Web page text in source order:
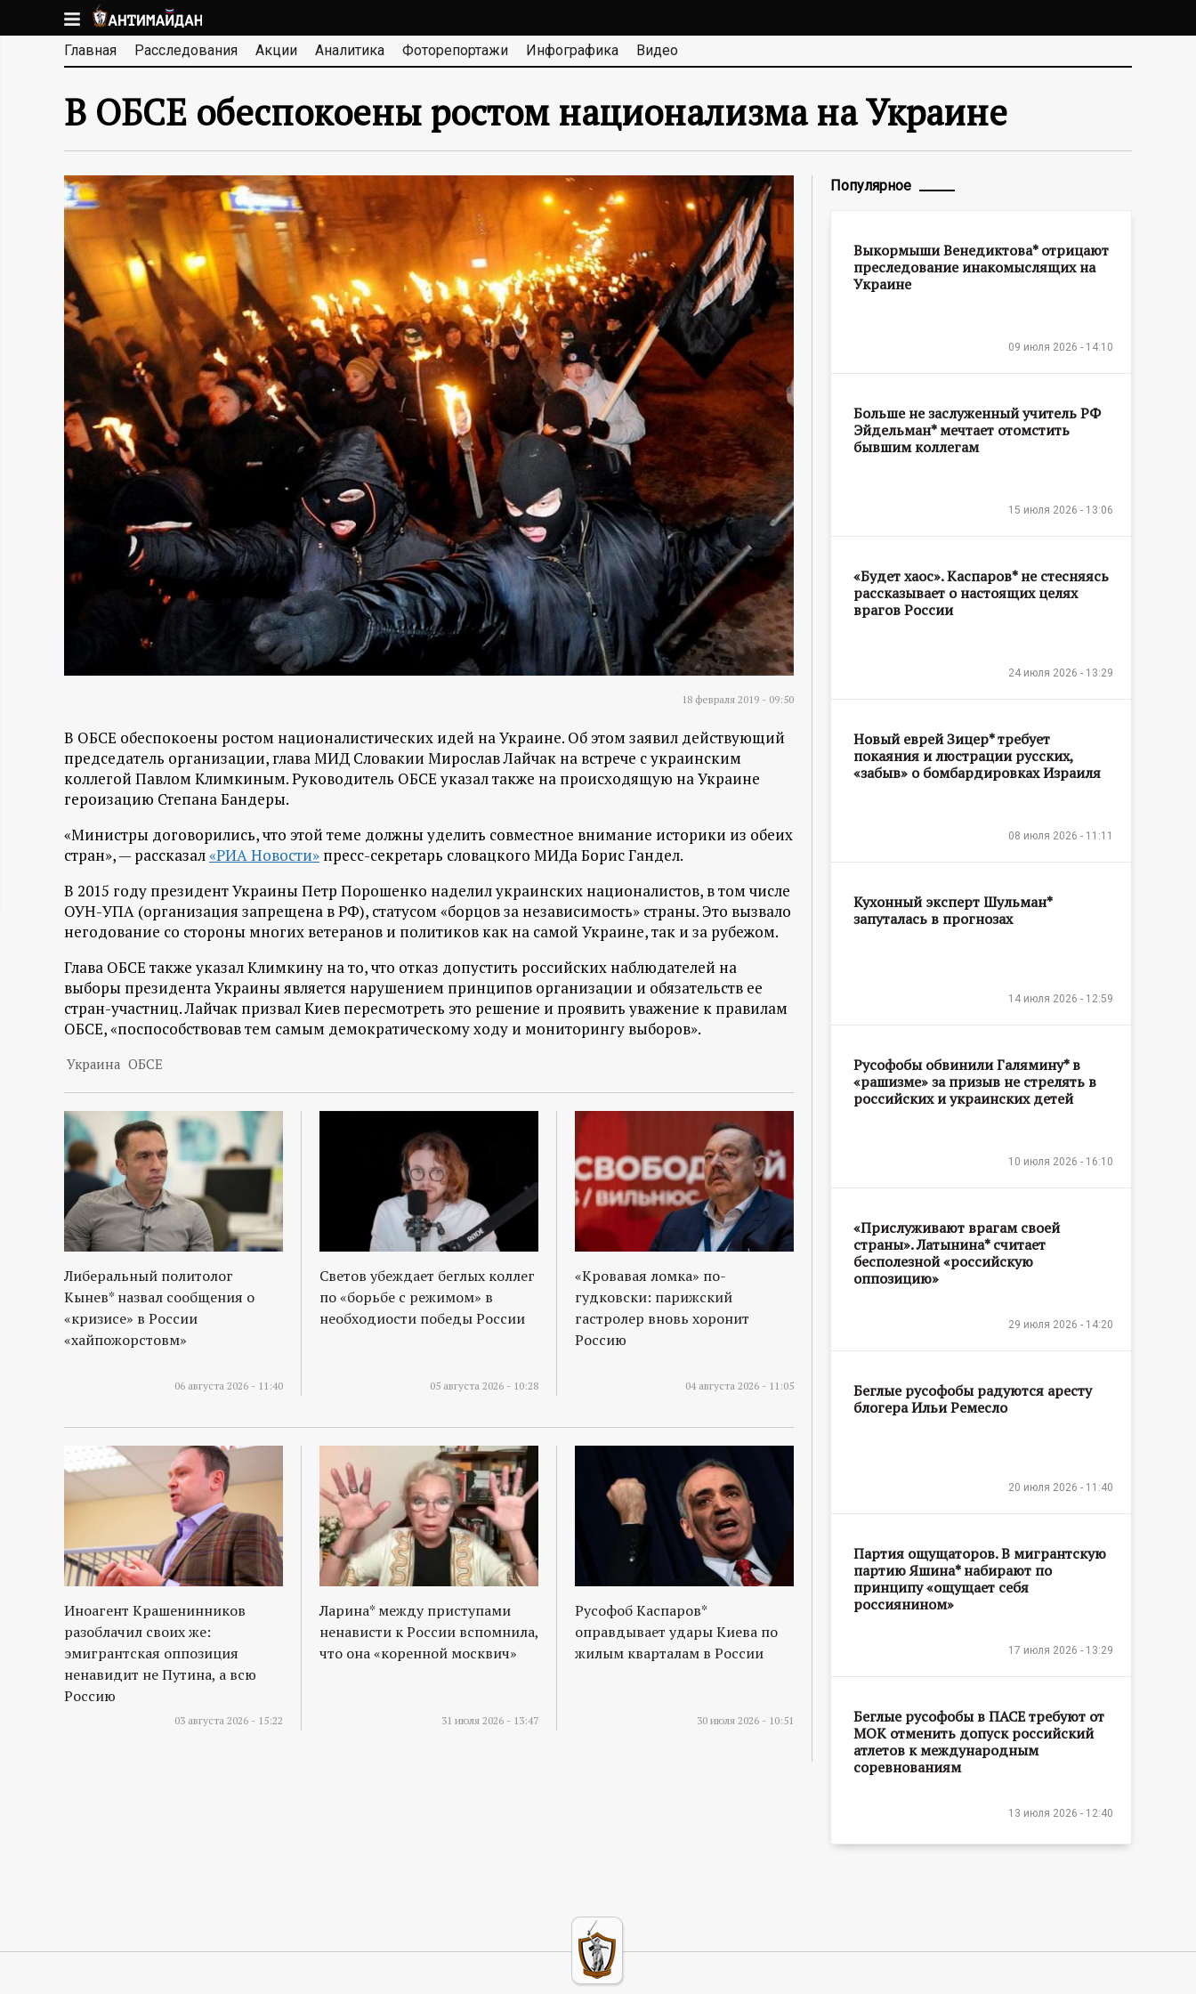
к
основномуА
Н
И
М
А
Й
Д
А
Н
-
и
н
м
а
ц
и
о
н
ы
й
п
о
р
т
а
л
Главная Расследования Акции Аналитика Фоторепортажи Инфографика Видео
В ОБСЕ обеспокоены ростом национализма на Украине
18 февраля 2019 - 09:50
В ОБСЕ обеспокоены ростом националистических идей на Украине. Об этом заявил действующий
председатель организации, глава МИД Словакии Мирослав Лайчак на встрече с украинским
коллегой Павлом Климкиным. Руководитель ОБСЕ указал также на происходящую на Украине
героизацию Степана Бандеры.
«Министры договорились, что этой теме должны уделить совместное внимание историки из обеих
стран», — рассказал«РИА Новости» пресс-секретарь словацкого МИДа Борис Гандел.
В 2015 году президент Украины Петр Порошенко наделил украинских националистов, в том числе
ОУН-УПА (организация запрещена в РФ), статусом «борцов за независимость» страны. Это вызвало
негодование со стороны многих ветеранов и политиков как на самой Украине, так и за рубежом.
Глава ОБСЕ также указал Климкину на то, что отказ допустить российских наблюдателей на
выборы президента Украины является нарушением принципов организации и обязательств ее
стран-участниц. Лайчак призвал Киев пересмотреть это решение и проявить уважение к правилам
ОБСЕ, «поспособствовав тем самым демократическому ходу и мониторингу выборов».
Украина ОБСЕ
Либеральный политолог
Кынев* назвал сообщения о
«кризисе» в России
«хайпожорстовм»
06 августа 2026 - 11:40
Светов убеждает беглых коллег
по «борьбе с режимом» в
необходиости победы России
05 августа 2026 - 10:28
«Кровавая ломка» по-
гудковски: парижский
гастролер вновь хоронит
Россию
04 августа 2026 - 11:05
Иноагент Крашенинников
разоблачил своих же:
эмигрантская оппозиция
ненавидит не Путина, а всю
Россию
03 августа 2026 - 15:22
Ларина* между приступами
ненависти к России вспомнила,
что она «коренной москвич»
31 июля 2026 - 13:47
Русофоб Каспаров*
оправдывает удары Киева по
жилым кварталам в России
30 июля 2026 - 10:51
Популярное
Выкормыши Венедиктова* отрицают
преследование инакомыслящих на
Украине
09 июля 2026 - 14:10
Больше не заслуженный учитель РФ
Эйдельман* мечтает отомстить
бывшим коллегам
15 июля 2026 - 13:06
«Будет хаос». Каспаров* не стесняясь
рассказывает о настоящих целях
врагов России
24 июля 2026 - 13:29
Новый еврей Зицер* требует
покаяния и люстрации русских,
«забыв» о бомбардировках Израиля
08 июля 2026 - 11:11
Кухонный эксперт Шульман*
запуталась в прогнозах
14 июля 2026 - 12:59
Русофобы обвинили Галямину* в
«рашизме» за призыв не стрелять в
российских и украинских детей
10 июля 2026 - 16:10
«Прислуживают врагам своей
страны». Латынина* считает
бесполезной «российскую
оппозицию»
29 июля 2026 - 14:20
Беглые русофобы радуются аресту
блогера Ильи Ремесло
20 июля 2026 - 11:40
Партия ощущаторов. В мигрантскую
партию Яшина* набирают по
принципу «ощущает себя
россиянином»
17 июля 2026 - 13:29
Беглые русофобы в ПАСЕ требуют от
МОК отменить допуск российский
атлетов к международным
соревнованиям
13 июля 2026 - 12:40